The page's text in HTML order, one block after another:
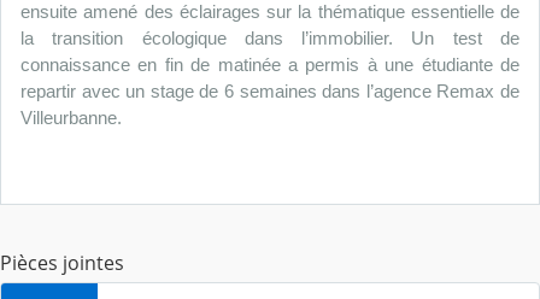
ensuite amené des éclairages sur la thématique essentielle de
la transition écologique dans l’immobilier. Un test de
connaissance en fin de matinée a permis à une étudiante de
repartir avec un stage de 6 semaines dans l’agence Remax de
Villeurbanne.
Pièces jointes